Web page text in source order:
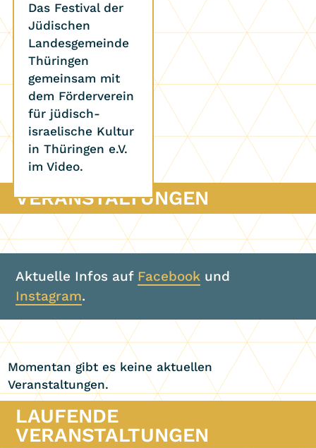
Das Festival der
Jüdischen
Landesgemeinde
Thüringen
gemeinsam mit
dem Förderverein
für jüdisch-
israelische Kultur
in Thüringen e.V.
im Video.
VERANSTALTUNGEN
Aktuelle Infos auf Facebook und
Instagram.
Momentan gibt es keine aktuellen
Veranstaltungen.
LAUFENDE
VERANSTALTUNGEN